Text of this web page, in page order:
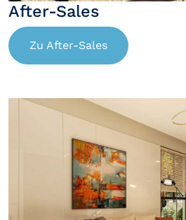
After-Sales
Zu After-Sales